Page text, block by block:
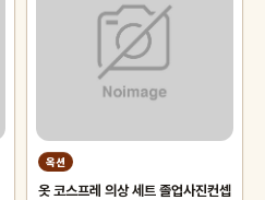
옥션
옷 코스프레 의상 세트 졸업사진컨셉